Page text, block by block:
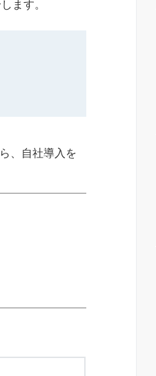
ます。
、自社導入を